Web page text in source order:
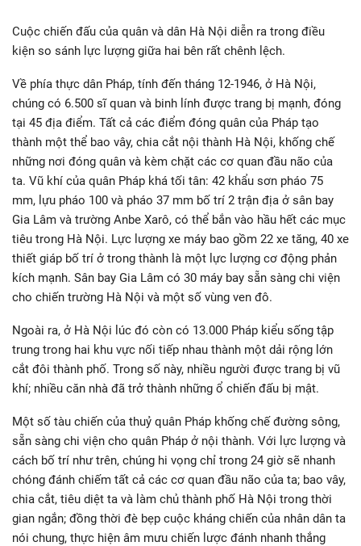
Cuộc chiến đấu của quân và dân Hà Nội diễn ra trong điều
kiện so sánh lực lượng giữa hai bên rất chênh lệch.
Về phía thực dân Pháp, tính đến tháng 12-1946, ở Hà Nội,
chúng có 6.500 sĩ quan và binh lính được trang bị mạnh, đóng
tại 45 địa điểm. Tất cả các điểm đóng quân của Pháp tạo
thành một thể bao vây, chia cắt nội thành Hà Nội, khống chế
những nơi đóng quân và kèm chặt các cơ quan đầu não của
ta. Vũ khí của quân Pháp khá tối tân: 42 khẩu sơn pháo 75
mm, lựu pháo 100 và pháo 37 mm bố trí 2 trận địa ở sân bay
Gia Lâm và trường Anbe Xarô, có thể bắn vào hầu hết các mục
tiêu trong Hà Nội. Lực lượng xe máy bao gồm 22 xe tăng, 40 xe
thiết giáp bố trí ở trong thành là một lực lượng cơ động phản
kích mạnh. Sân bay Gia Lâm có 30 máy bay sẵn sàng chi viện
cho chiến trường Hà Nội và một số vùng ven đô.
Ngoài ra, ở Hà Nội lúc đó còn có 13.000 Pháp kiểu sống tập
trung trong hai khu vực nối tiếp nhau thành một dải rộng lớn
cắt đôi thành phố. Trong số này, nhiều người được trang bị vũ
khí; nhiều căn nhà đã trở thành những ổ chiến đấu bị mật.
Một số tàu chiến của thuỷ quân Pháp khống chế đường sông,
sẵn sàng chi viện cho quân Pháp ở nội thành. Với lực lượng và
cách bố trí như trên, chúng hi vọng chỉ trong 24 giờ sẽ nhanh
chóng đánh chiếm tất cả các cơ quan đầu não của ta; bao vây,
chia cắt, tiêu diệt ta và làm chủ thành phố Hà Nội trong thời
gian ngắn; đồng thời đè bẹp cuộc kháng chiến của nhân dân ta
nói chung, thực hiện âm mưu chiến lược đánh nhanh thắng